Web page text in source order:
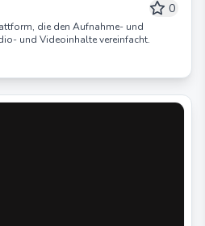
0
die den Aufnahme- und
und Videoinhalte vereinfacht.